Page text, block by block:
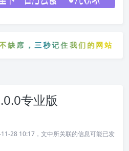
席，三秒记住我们的网站：
缺席，三秒记住我们的网站
专业版
28 10:17，文中所关联的信息可能已发